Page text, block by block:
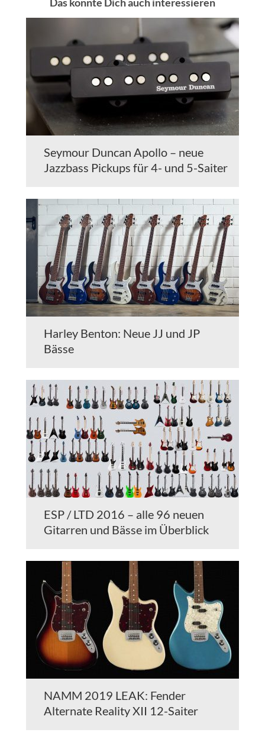
Das könnte Dich auch interessieren
Seymour Duncan Apollo – neue
Jazzbass Pickups für 4- und 5-Saiter
Harley Benton: Neue JJ und JP
Bässe
ESP / LTD 2016 – alle 96 neuen
Gitarren und Bässe im Überblick
NAMM 2019 LEAK: Fender
Alternate Reality XII 12-Saiter